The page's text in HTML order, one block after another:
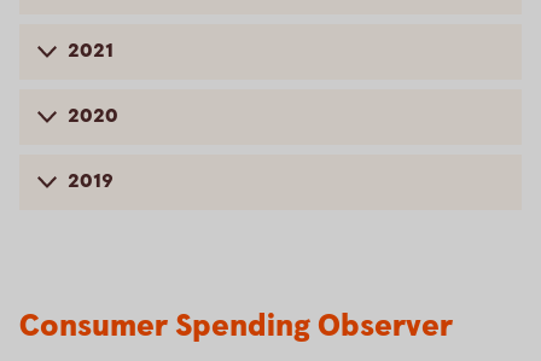
2021
2020
2019
Consumer Spending Observer